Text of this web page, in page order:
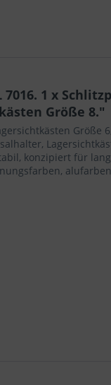
1 x
Größe 8."
Größe
konzipiert für